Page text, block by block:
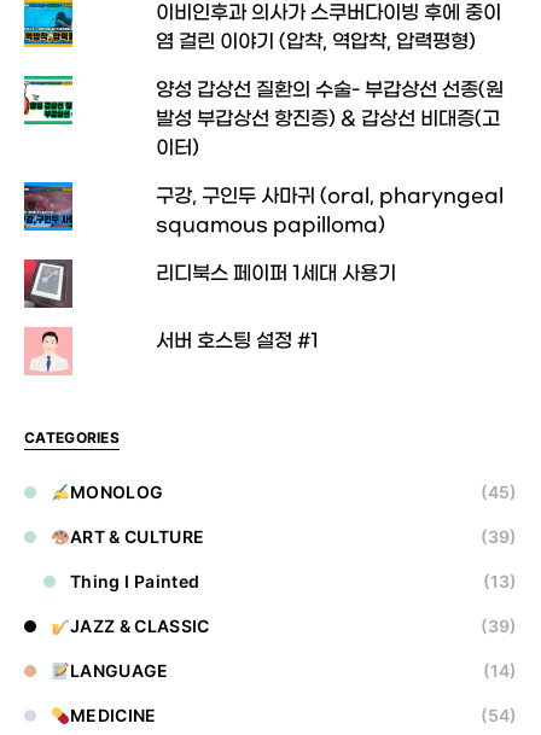
이비인후과 의사가 스쿠버다이빙 후에 중이
염 걸린 이야기 (압착, 역압착, 압력평형)
양성 갑상선 질환의 수술- 부갑상선 선종(원
발성 부갑상선 항진증) & 갑상선 비대증(고
이터)
구강, 구인두 사마귀 (oral, pharyngeal
squamous papilloma)
리디북스 페이퍼 1세대 사용기
서버 호스팅 설정 #1
CATEGORIES
MONOLOG (45)
ART & CULTURE (39)
Thing I Painted (13)
JAZZ & CLASSIC (39)
LANGUAGE (14)
MEDICINE (54)